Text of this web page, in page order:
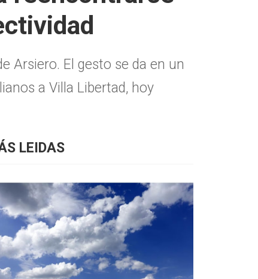
Arsiero. El gesto se da en un
a Villa Libertad, hoy
LEIDAS